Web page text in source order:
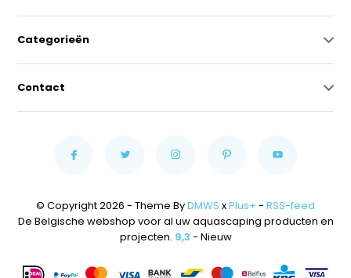
Categorieën
Contact
© Copyright 2026 - Theme ByDMWS xPlus+ - RSS-feed
De Belgische webshop voor al uw aquascaping producten en
projecten. 9,3 - Nieuw